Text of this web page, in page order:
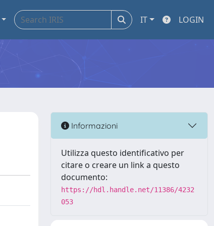
IT LOGIN
Informazioni
Utilizza questo identificativo per
citare o creare un link a questo
documento:
https://hdl.handle.net/11386/4232
053